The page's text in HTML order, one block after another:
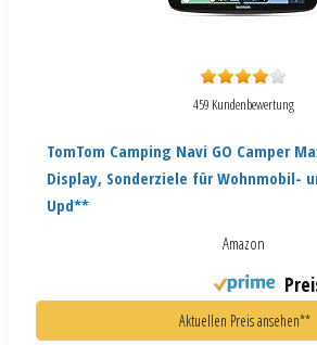
459 Kundenbewertung
TomTom Camping Navi GO Camper
Display, Sonderziele für Wohnmobil-
Upd**
Amazon
Aktuellen Preis ansehen**